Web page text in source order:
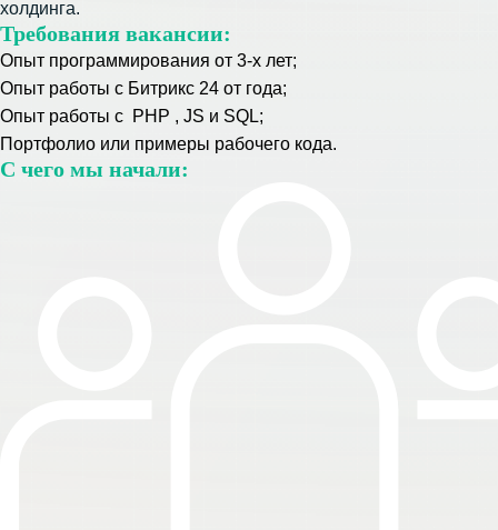
холдинга.
Требования вакансии:
Опыт программирования от 3-х лет;
Опыт работы с Битрикс 24 от года;
Опыт работы с PHP , JS и SQL;
Портфолио или примеры рабочего кода.
С чего мы начали: